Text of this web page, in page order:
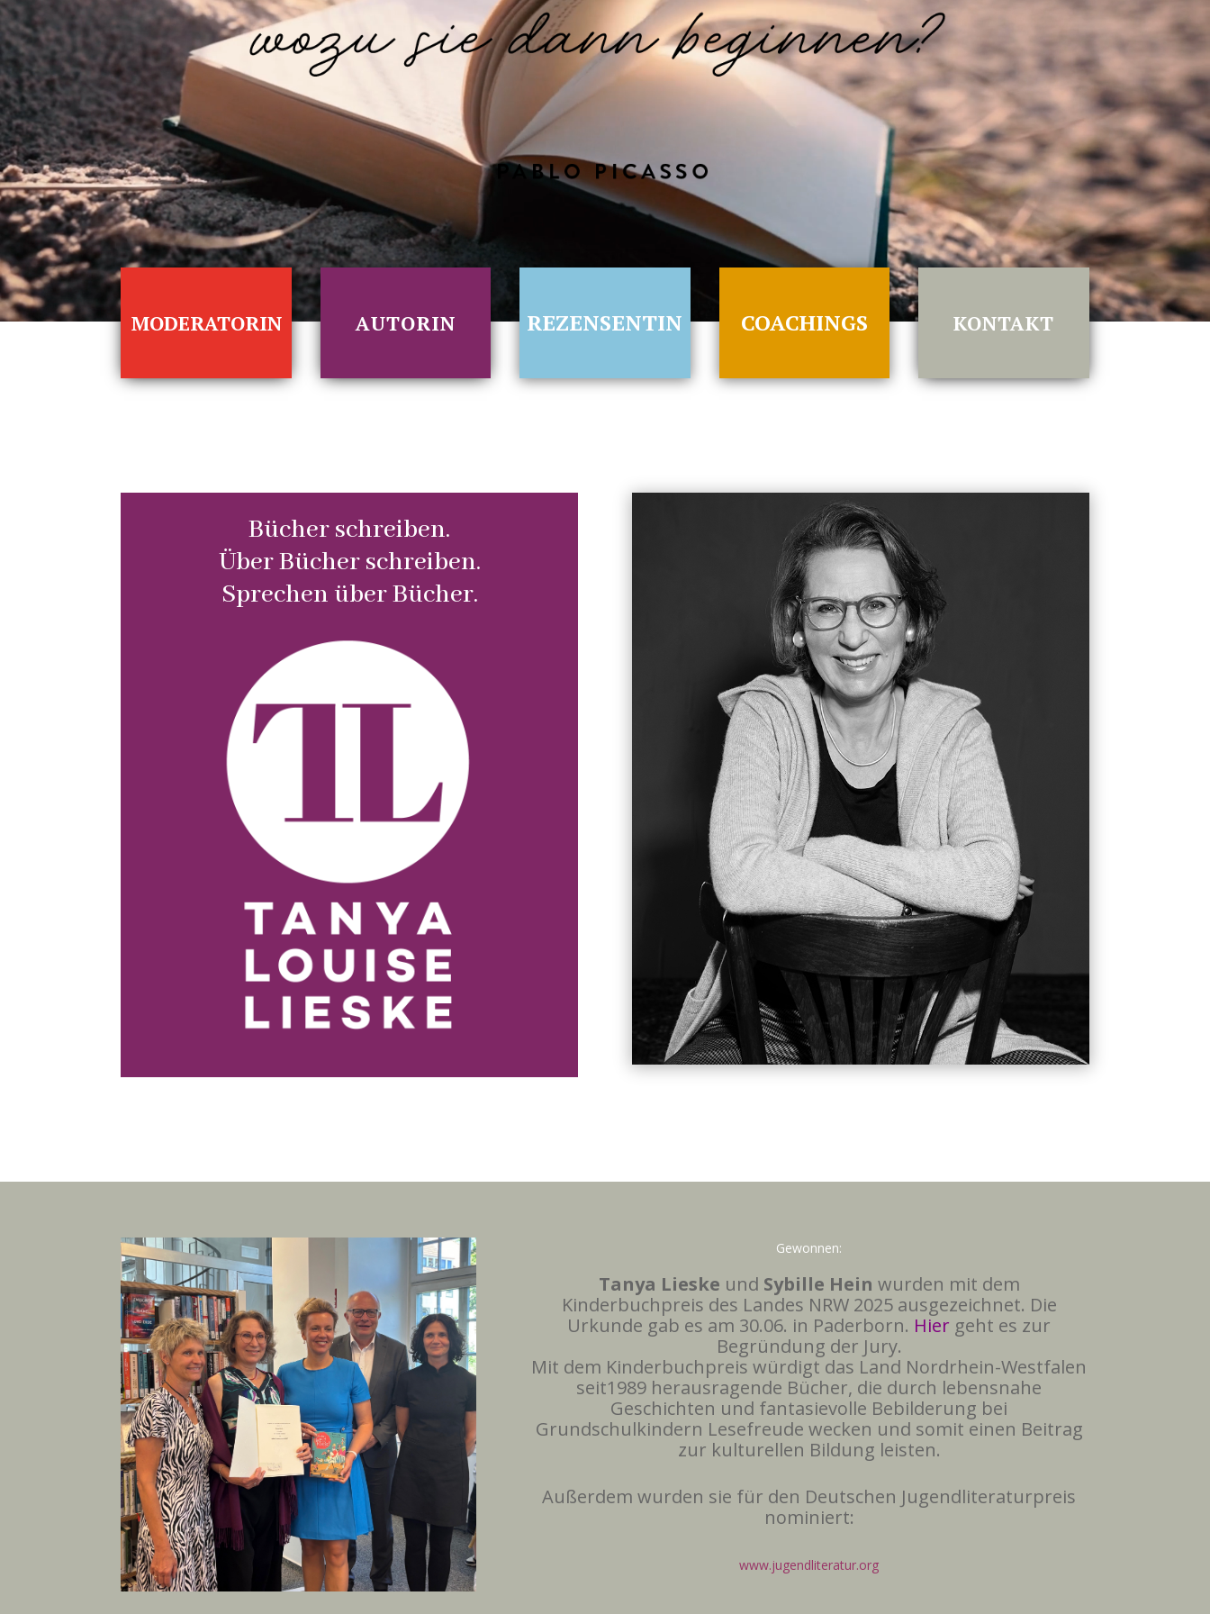
MODERATORIN AUTORIN REZENSENTIN COACHINGS KONTAKT
Bücher schreiben.
Über Bücher schreiben.
Sprechen über Bücher.
Gewonnen:
Tanya Lieske und Sybille Hein wurden mit dem
Kinderbuchpreis des Landes NRW 2025 ausgezeichnet. Die
Urkunde gab es am 30.06. in Paderborn. Hier geht es zur
Begründung der Jury.
Mit dem Kinderbuchpreis würdigt das Land Nordrhein-Westfalen
seit1989 herausragende Bücher, die durch lebensnahe
Geschichten und fantasievolle Bebilderung bei
Grundschulkindern Lesefreude wecken und somit einen Beitrag
zur kulturellen Bildung leisten.
Außerdem wurden sie für den Deutschen Jugendliteraturpreis
nominiert:
www.jugendliteratur.org